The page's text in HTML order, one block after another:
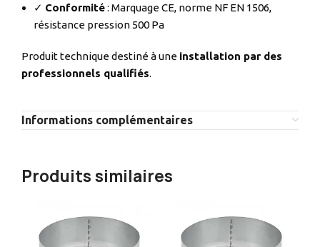
✓ Conformité: Marquage CE, norme NF EN 1506,
résistance pression 500 Pa
Produit technique destiné à une installation par des
professionnels qualifiés.
Informations complémentaires
Produits similaires